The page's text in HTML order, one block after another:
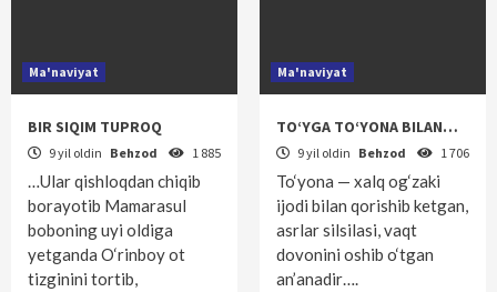
Ma'naviyat
BIR SIQIM TUPROQ
9 yil oldin Behzod 1 885
…Ular qishloqdan chiqib
borayotib Mamarasul
boboning uyi oldiga
yetganda O‘rinboy ot
tizginini tortib,
Ma'naviyat
TO‘YGA TO‘YONA BILAN…
9 yil oldin Behzod 1 706
To‘yona — xalq og‘zaki
ijodi bilan qorishib ketgan,
asrlar silsilasi, vaqt
dovonini oshib o‘tgan
an’anadir….